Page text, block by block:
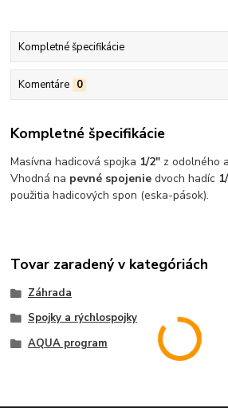
Kompletné špecifikácie
Komentáre 0
Kompletné špecifikácie
Masívna hadicová spojka 1/2" z odolného
Vhodná na pevné spojenie dvoch hadíc
použitia hadicových spon (eska-pások).
Tovar zaradený v kategóriách
Záhrada
Spojky a rýchlospojky
AQUA program